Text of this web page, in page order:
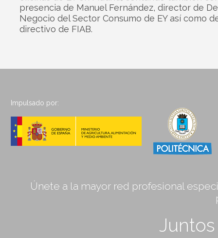
presencia de Manuel Fernández, director de
Negocio del Sector Consumo de EY así como
directivo de FIAB.
Impulsado por:
Únete a la mayor red profesional